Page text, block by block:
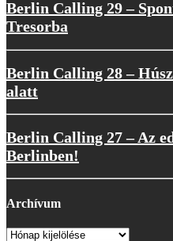
Berlin Calling 29 –
Tresorba
Berlin Calling 28 –
alatt
Berlin Calling 27 – Az
Berlinben!
Archívum
Archívum